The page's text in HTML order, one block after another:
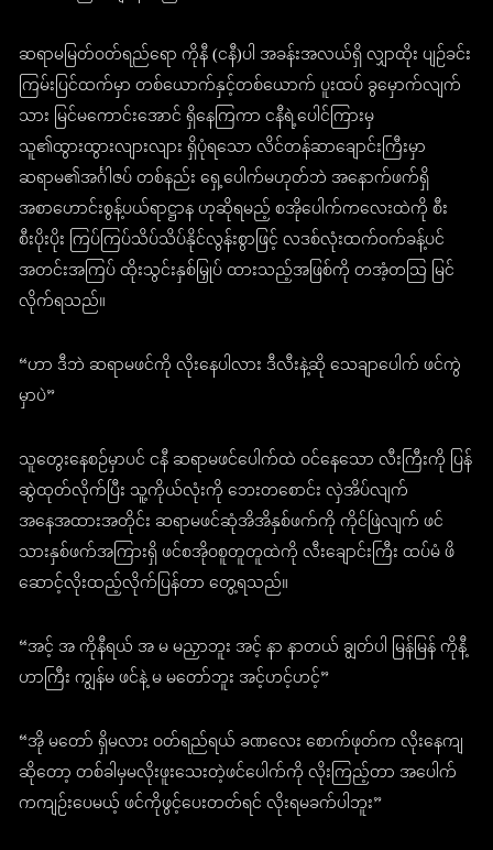
ဆရာမမြတ်ဝတ်ရည်ရော ကိုနီ (ငနီ)ပါ အခန်းအလယ်ရှိ လျှာထိုး ပျဉ်ခင်း
ကြမ်းပြင်ထက်မှာ တစ်ယောက်နှင့်တစ်ယောက် ပူးထပ် ခွမှောက်လျက်
သား မြင်မကောင်းအောင် ရှိနေကြကာ ငနီရဲ့ပေါင်ကြားမှ
သူ၏ထွားထွားလျားလျား ရှိပုံရသော လိင်တန်ဆာချောင်းကြီးမှာ
ဆရာမ၏အင်္ဂါဇပ် တစ်နည်း ရှေ့ပေါက်မဟုတ်ဘဲ အနောက်ဖက်ရှိ
အစာဟောင်းစွန့်ပယ်ရာဋ္ဌာန ဟုဆိုရမည့် စအိုပေါက်ကလေးထဲကို စီး
စီးပိုးပိုး ကြပ်ကြပ်သိပ်သိပ်နိုင်လွန်းစွာဖြင့် လဒစ်လုံးထက်ဝက်ခန့်ပင်
အတင်းအကြပ် ထိုးသွင်းနှစ်မြှုပ် ထားသည့်အဖြစ်ကို တအံ့တသြ မြင်
လိုက်ရသည်။
“ဟာ ဒီဘဲ ဆရာမဖင်ကို လိုးနေပါလား ဒီလီးနဲ့ဆို သေချာပေါက် ဖင်ကွဲ
မှာပဲ”
သူတွေးနေစဉ်မှာပင် ငနီ ဆရာမဖင်ပေါက်ထဲ ဝင်နေသော လီးကြီးကို ပြန်
ဆွဲထုတ်လိုက်ပြီး သူ့ကိုယ်လုံးကို ဘေးတစောင်း လှဲအိပ်လျက်
အနေအထားအတိုင်း ဆရာမဖင်ဆုံအိအိနှစ်ဖက်ကို ကိုင်ဖြဲလျက် ဖင်
သားနှစ်ဖက်အကြားရှိ ဖင်စအိုဝစူတူတူထဲကို လီးချောင်းကြီး ထပ်မံ ဖိ
ဆောင့်လိုးထည့်လိုက်ပြန်တာ တွေ့ရသည်။
“အင့် အ ကိုနီရယ် အ မ မညှာဘူး အင့် နာ နာတယ် ချွတ်ပါ မြန်မြန် ကိုနီ့
ဟာကြီး ကျွန်မ ဖင်နဲ့ မ မတော်ဘူး အင့်ဟင့်ဟင့်”
“အို မတော် ရှိမလား ဝတ်ရည်ရယ် ခဏလေး စောက်ဖုတ်က လိုးနေကျ
ဆိုတော့ တစ်ခါမှမလိုးဖူးသေးတဲ့ဖင်ပေါက်ကို လိုးကြည့်တာ အပေါက်
ကကျဉ်းပေမယ့် ဖင်ကိုဖွင့်ပေးတတ်ရင် လိုးရမခက်ပါဘူး”